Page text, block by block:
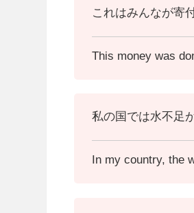
これはみんなが寄
This money was
私の国では水不足
In my country, the